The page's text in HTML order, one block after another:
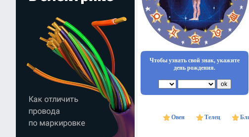
Чтобы узнать свой знак, укажите
день рождения.
Овен Телец